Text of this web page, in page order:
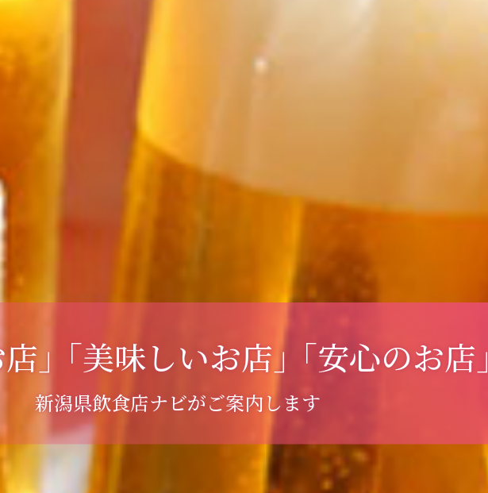
」 「美味しいお店」 「安心のお店」
新潟県飲食店ナビがご案内します